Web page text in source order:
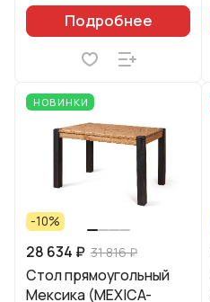
Подробнее
НОВИНКИ
-10%
28 634 ₽ 31 816 ₽
Стол прямоугольный
Мексика (MEXICA-